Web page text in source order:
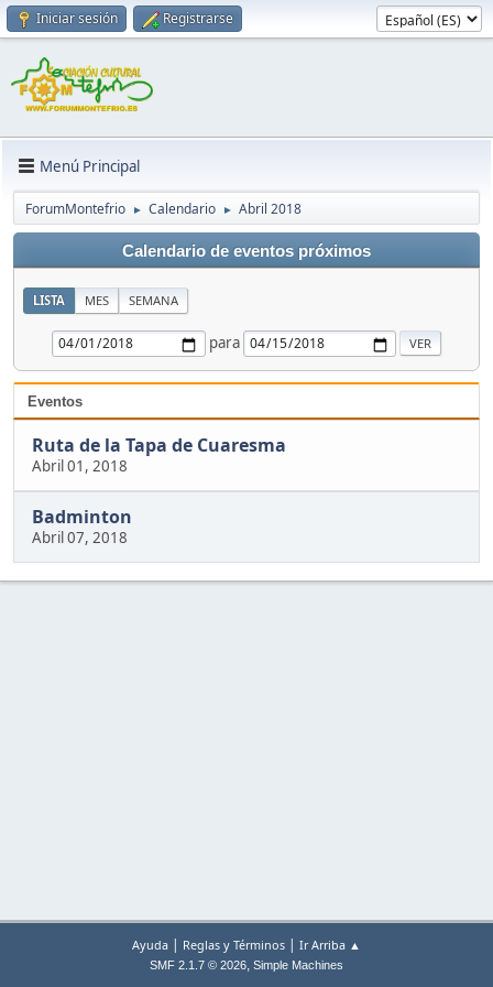
Iniciar sesión Registrarse
Menú Principal
ForumMontefrio ► Calendario ► Abril 2018
Calendario de eventos próximos
LISTA MES SEMANA
para
Eventos
Ruta de la Tapa de Cuaresma
Abril 01, 2018
Badminton
Abril 07, 2018
Ayuda | Reglas y Términos | Ir Arriba ▲
SMF 2.1.7 © 2026, Simple Machines